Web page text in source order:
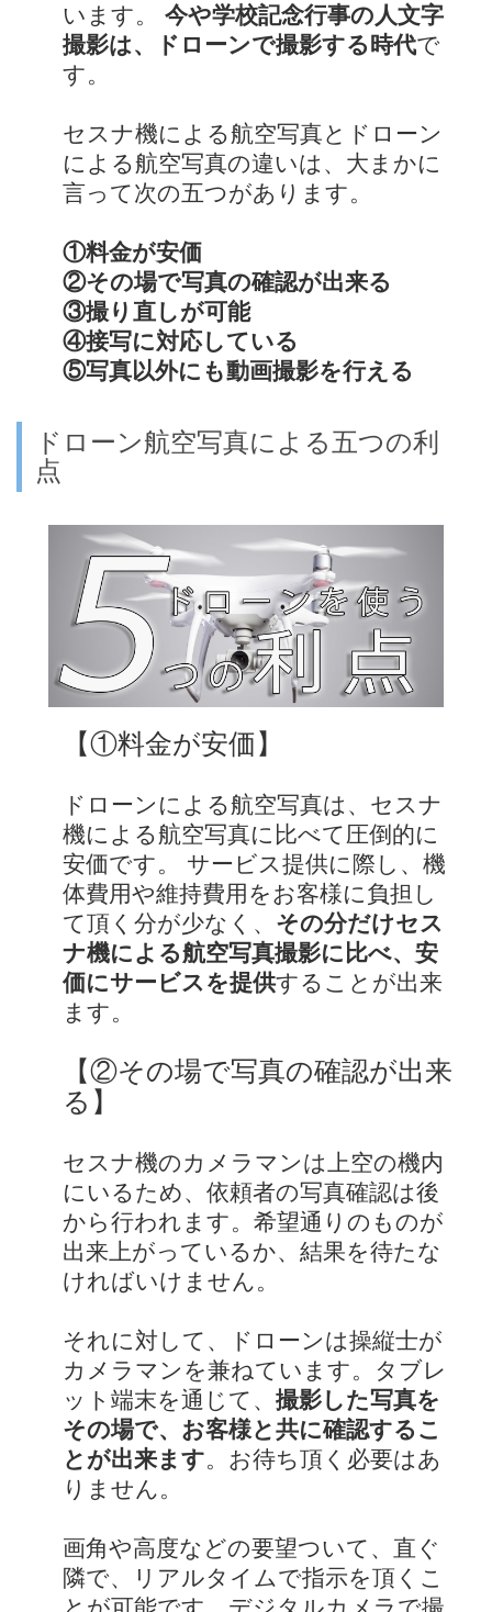
います。 今や学校記念行事の人文字
撮影は、ドローンで撮影する時代で
す。
セスナ機による航空写真とドローン
による航空写真の違いは、大まかに
言って次の五つがあります。
①料金が安価
②その場で写真の確認が出来る
③撮り直しが可能
④接写に対応している
⑤写真以外にも動画撮影を行える
ドローン航空写真による五つの利
点
【①料金が安価】
ドローンによる航空写真は、セスナ
機による航空写真に比べて圧倒的に
安価です。 サービス提供に際し、機
体費用や維持費用をお客様に負担し
て頂く分が少なく、 その分だけセス
ナ機による航空写真撮影に比べ、安
価にサービスを提供することが出来
ます。
【②その場で写真の確認が出来
る】
セスナ機のカメラマンは上空の機内
にいるため、依頼者の写真確認は後
から行われます。希望通りのものが
出来上がっているか、結果を待たな
ければいけません。
それに対して、ドローンは操縦士が
カメラマンを兼ねています。タブレ
ット端末を通じて、 撮影した写真を
その場で、お客様と共に確認するこ
とが出来ます。お待ち頂く必要はあ
りません。
画角や高度などの要望ついて、直ぐ
隣で、リアルタイムで指示を頂くこ